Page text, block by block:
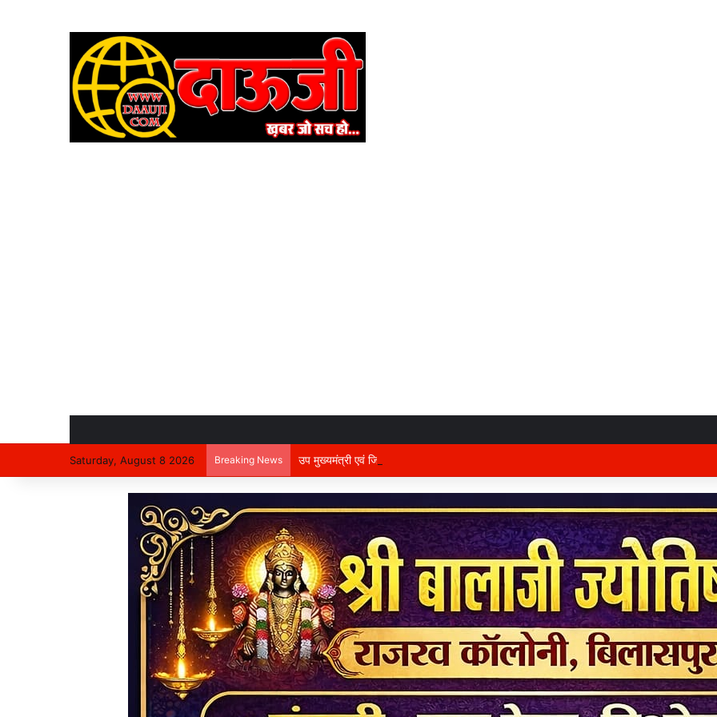
Saturday, August 8 2026 Breaking News उप मुख्यमंत्री एवं जिले के प्रभारी मंत्री अरुण साव कल लेंगे विभागीय योजनाओं और विकास कार्यों की समीक्षा